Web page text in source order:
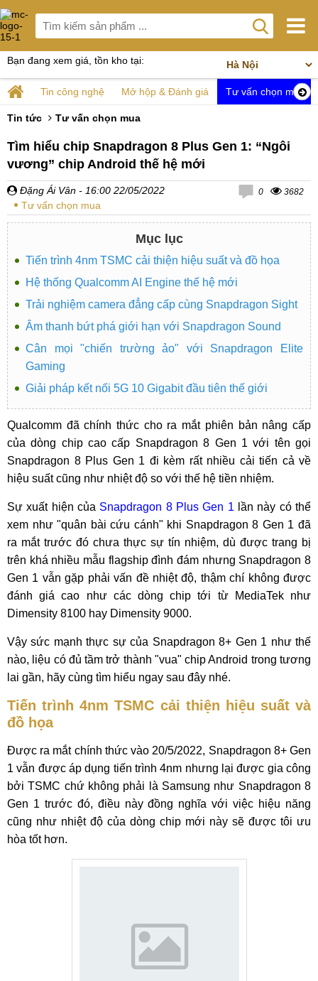
Bạn đang xem giá, tồn kho tại:
Tin công nghệ Mở hộp & Đánh giá Tư vấn chọn mua
Tin tức Tư vấn chọn mua
Tìm hiểu chip Snapdragon 8 Plus Gen 1: “Ngôi
vương” chip Android thế hệ mới
Đặng Ái Vân - 16:00 22/05/2022
Tư vấn chọn mua
0 3682
Mục lục
Tiến trình 4nm TSMC cải thiện hiệu suất và đồ họa
Hệ thống Qualcomm AI Engine thế hệ mới
Trải nghiệm camera đẳng cấp cùng Snapdragon Sight
Âm thanh bứt phá giới hạn với Snapdragon Sound
Cân mọi "chiến trường ảo" với Snapdragon Elite
Gaming
Giải pháp kết nối 5G 10 Gigabit đầu tiên thế giới
Qualcomm đã chính thức cho ra mắt phiên bản nâng cấp
của dòng chip cao cấp Snapdragon 8 Gen 1 với tên gọi
Snapdragon 8 Plus Gen 1 đi kèm rất nhiều cải tiến cả về
hiệu suất cũng như nhiệt độ so với thế hệ tiền nhiệm.
Sự xuất hiện của Snapdragon 8 Plus Gen 1 lần này có thể
xem như "quân bài cứu cánh" khi Snapdragon 8 Gen 1 đã
ra mắt trước đó chưa thực sự tín nhiệm, dù được trang bị
trên khá nhiều mẫu flagship đình đám nhưng Snapdragon 8
Gen 1 vẫn gặp phải vấn đề nhiệt độ, thậm chí không được
đánh giá cao như các dòng chip tới từ MediaTek như
Dimensity 8100 hay Dimensity 9000.
Vậy sức mạnh thực sự của Snapdragon 8+ Gen 1 như thế
nào, liệu có đủ tầm trở thành "vua" chip Android trong tương
lai gần, hãy cùng tìm hiểu ngay sau đây nhé.
Tiến trình 4nm TSMC cải thiện hiệu suất và
đồ họa
Được ra mắt chính thức vào 20/5/2022, Snapdragon 8+ Gen
1 vẫn được áp dụng tiến trình 4nm nhưng lại được gia công
bởi TSMC chứ không phải là Samsung như Snapdragon 8
Gen 1 trước đó, điều này đồng nghĩa với việc hiệu năng
cũng như nhiệt độ của dòng chip mới này sẽ được tôi ưu
hòa tốt hơn.